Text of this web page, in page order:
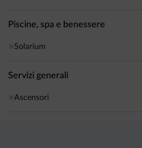
Piscine, spa e benessere
Solarium
Servizi generali
Ascensori